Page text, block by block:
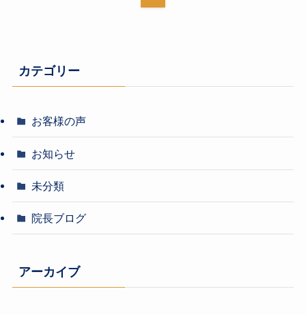
カテゴリー
お客様の声
お知らせ
未分類
院長ブログ
アーカイブ